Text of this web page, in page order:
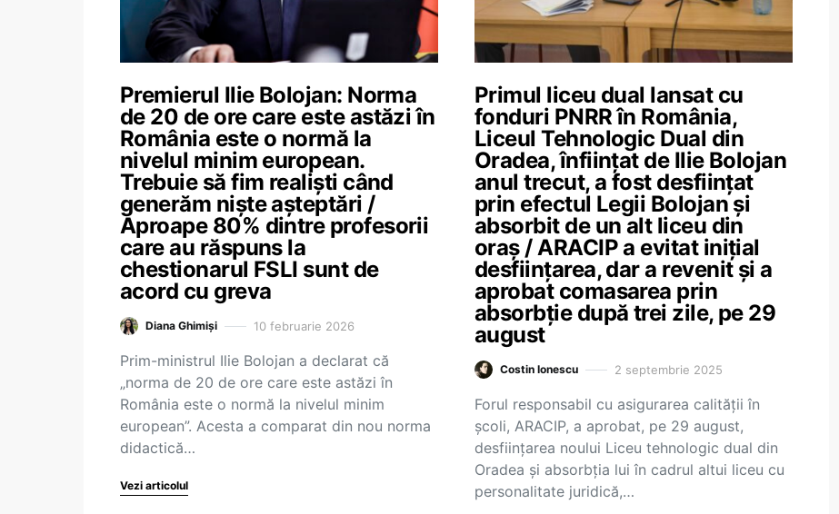
Premierul Ilie Bolojan: Norma
de 20 de ore care este astăzi în
România este o normă la
nivelul minim european.
Trebuie să fim realiști când
generăm niște așteptări /
Aproape 80% dintre profesorii
care au răspuns la
chestionarul FSLI sunt de
acord cu greva
Diana Ghimiși 10 februarie 2026
Prim-ministrul Ilie Bolojan a declarat că
„norma de 20 de ore care este astăzi în
România este o normă la nivelul minim
european”. Acesta a comparat din nou norma
didactică…
Vezi articolul
Primul liceu dual lansat cu
fonduri PNRR în România,
Liceul Tehnologic Dual din
Oradea, înființat de Ilie Bolojan
anul trecut, a fost desființat
prin efectul Legii Bolojan și
absorbit de un alt liceu din
oraș / ARACIP a evitat inițial
desființarea, dar a revenit și a
aprobat comasarea prin
absorbție după trei zile, pe 29
august
Costin Ionescu 2 septembrie 2025
Forul responsabil cu asigurarea calității în
școli, ARACIP, a aprobat, pe 29 august,
desființarea noului Liceu tehnologic dual din
Oradea și absorbția lui în cadrul altui liceu cu
personalitate juridică,…